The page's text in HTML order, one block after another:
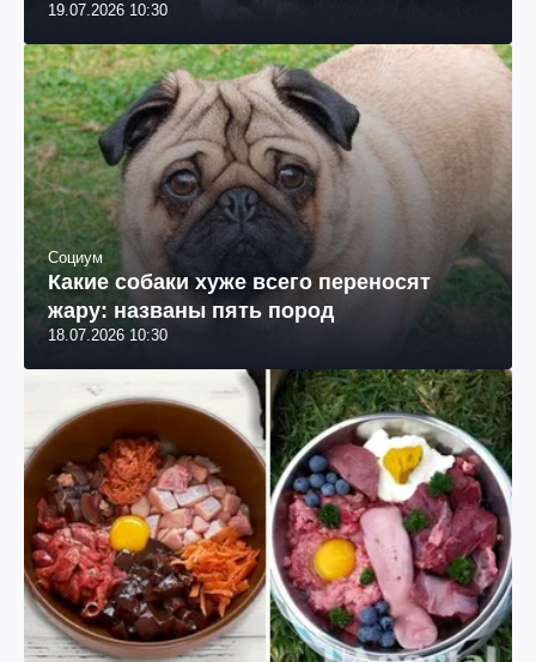
19.07.2026 10:30
Социум
Какие собаки хуже всего переносят
жару: названы пять пород
18.07.2026 10:30